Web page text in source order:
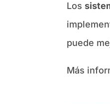
Los
puede
Más